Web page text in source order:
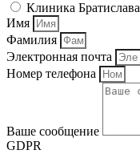
Клиника Братислава
Имя
Фамилия
Электронная почта
Номер телефона
Ваше сообщение
GDPR